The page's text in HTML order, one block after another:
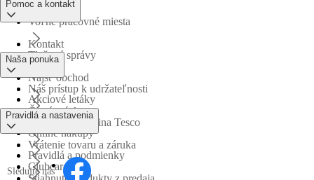
Voľné pracovné miesta
Tlačové správy
Náš prístup k udržateľnosti
Obchodná skupina Tesco
Pomoc a kontakt
Kontakt
Nájsť obchod
Časté otázky
Vrátenie tovaru a záruka
Naša ponuka
Akciové letáky
Online nákupy
Clubcard
Pravidlá a nastavenia
Pravidlá a podmienky
Sledujte nás